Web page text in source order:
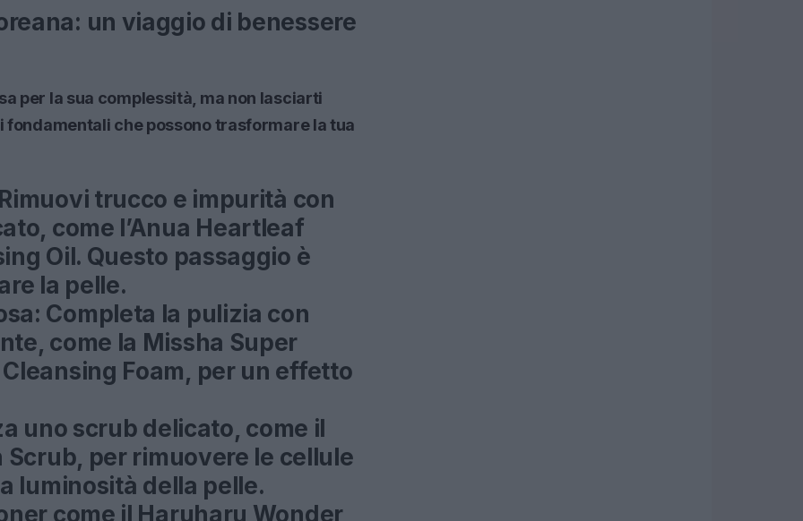
un viaggio di benessere
per la sua complessità, ma non lasciarti
fondamentali che possono trasformare la tua
Rimuovi trucco e impurità con
come l’Anua Heartleaf
Oil. Questo passaggio è
la pelle.
Completa la pulizia con
come la Missha Super
Foam, per un effetto
uno scrub delicato, come il
Scrub, per rimuovere le cellule
luminosità della pelle.
come il Haruharu Wonder